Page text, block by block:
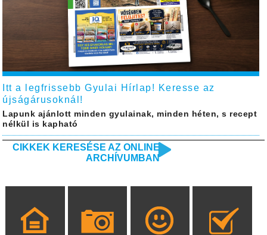
Itt a legfrissebb Gyulai Hírlap! Keresse az
újságárusoknál!
Lapunk ajánlott minden gyulainak, minden héten, s recept
nélkül is kapható
CIKKEK KERESÉSE AZ ONLINE
ARCHÍVUMBAN